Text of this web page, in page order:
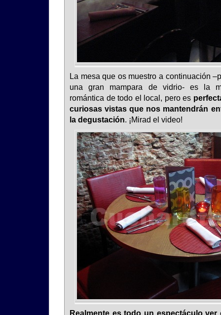
La mesa que os muestro a continuación
una gran mampara de vidrio- es la
romántica de todo el local, pero es
curiosas vistas que nos mantendrán
la degustación. ¡Mirad el video!
Realmente es todo un espectáculo